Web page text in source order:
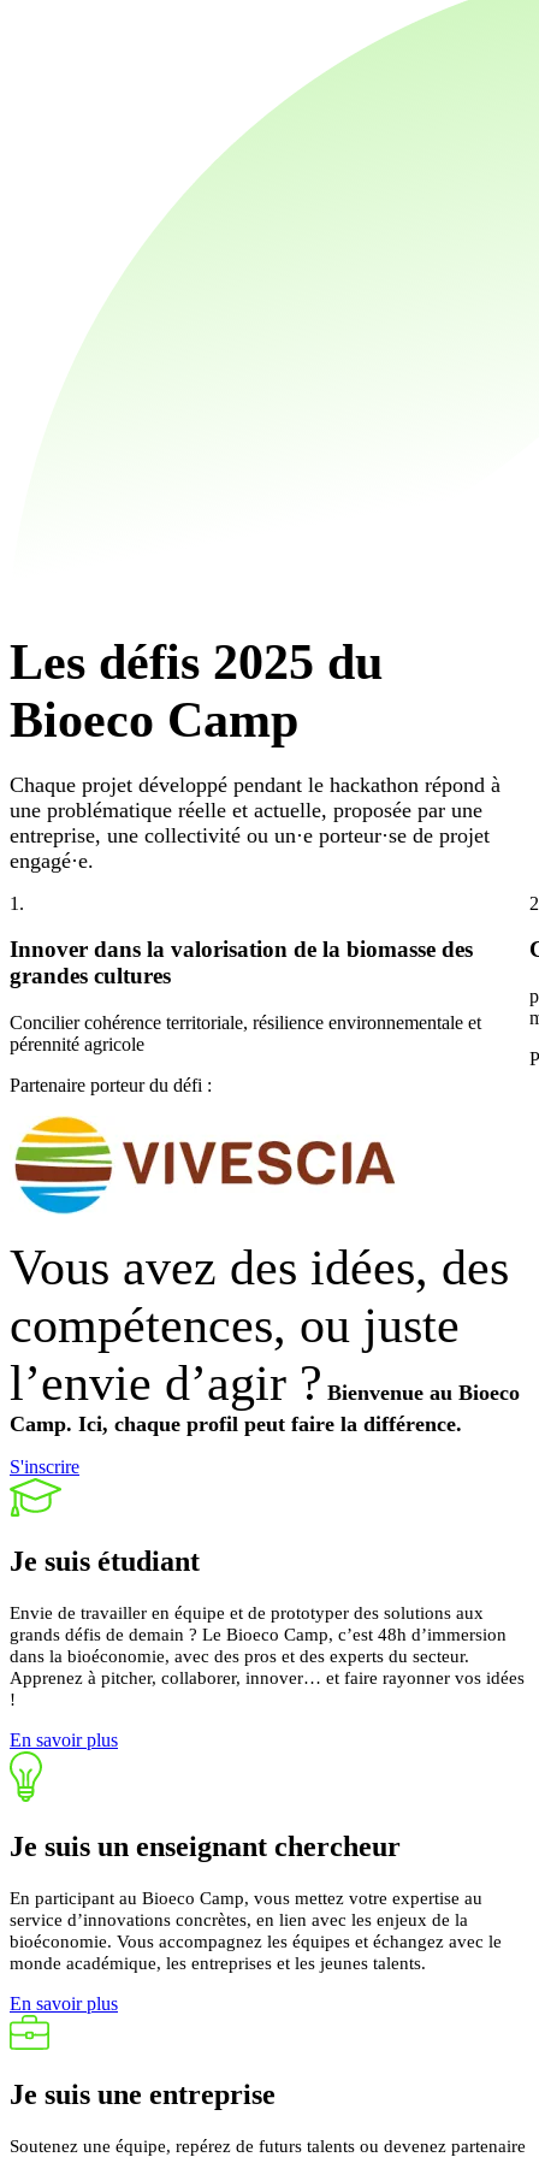
Les défis 2025 du
Bioeco Camp
Chaque projet développé pendant le hackathon répond à
une problématique réelle et actuelle, proposée par une
entreprise, une collectivité ou un·e porteur·se de projet
engagé·e.
1.
Innover dans la valorisation de la biomasse des
grandes cultures
Concilier cohérence territoriale, résilience environnementale et
pérennité agricole
Partenaire porteur du défi :
Vous avez des idées, des
compétences, ou juste
l’envie d’agir ? Bienvenue au Bioeco
Camp. Ici, chaque profil peut faire la différence.
S'inscrire
Je suis étudiant
Envie de travailler en équipe et de prototyper des solutions aux
grands défis de demain ? Le Bioeco Camp, c’est 48h d’immersion
dans la bioéconomie, avec des pros et des experts du secteur.
Apprenez à pitcher, collaborer, innover… et faire rayonner vos idées
!
En savoir plus
Je suis un enseignant chercheur
En participant au Bioeco Camp, vous mettez votre expertise au
service d’innovations concrètes, en lien avec les enjeux de la
bioéconomie. Vous accompagnez les équipes et échangez avec le
monde académique, les entreprises et les jeunes talents.
En savoir plus
Je suis une entreprise
Soutenez une équipe, repérez de futurs talents ou devenez partenaire